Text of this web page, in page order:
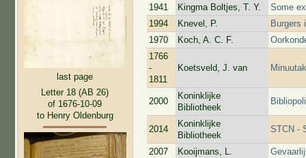
last page
Letter 18 (AB 26)
of 1676-10-09
to Henry Oldenburg
1941
Kingma Boltjes, T. Y.
Some
1994
Knevel, P.
Burgers
1970
Koch, A. C. F.
1766
-
1811
Koetsveld, J. van
2000
Koninklijke
Bibliotheek
2014
Koninklijke
Bibliotheek
STCN -
2007 Kooijmans, L.